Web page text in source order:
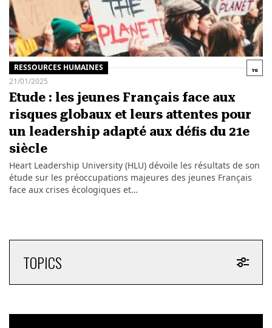
RESSOURCES HUMAINES
21/01/2025
Etude : les jeunes Français face aux
risques globaux et leurs attentes pour
un leadership adapté aux défis du 21e
siècle
Heart Leadership University (HLU) dévoile les résultats de son
étude sur les préoccupations majeures des jeunes Français
face aux crises écologiques et…
TOPICS